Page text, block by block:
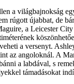
a világbajnokság
rúgott újabbat, de
a Leicester
a versenyt.
az angoloknál. A
a labdával, s
támadásokat